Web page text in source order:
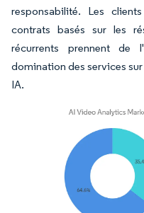
responsabilité. Les
contrats basés sur les
récurrents prennent de
domination des services
IA.